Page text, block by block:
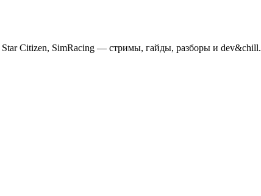
Citizen, SimRacing — стримы, гайды, разборы и dev&chill.